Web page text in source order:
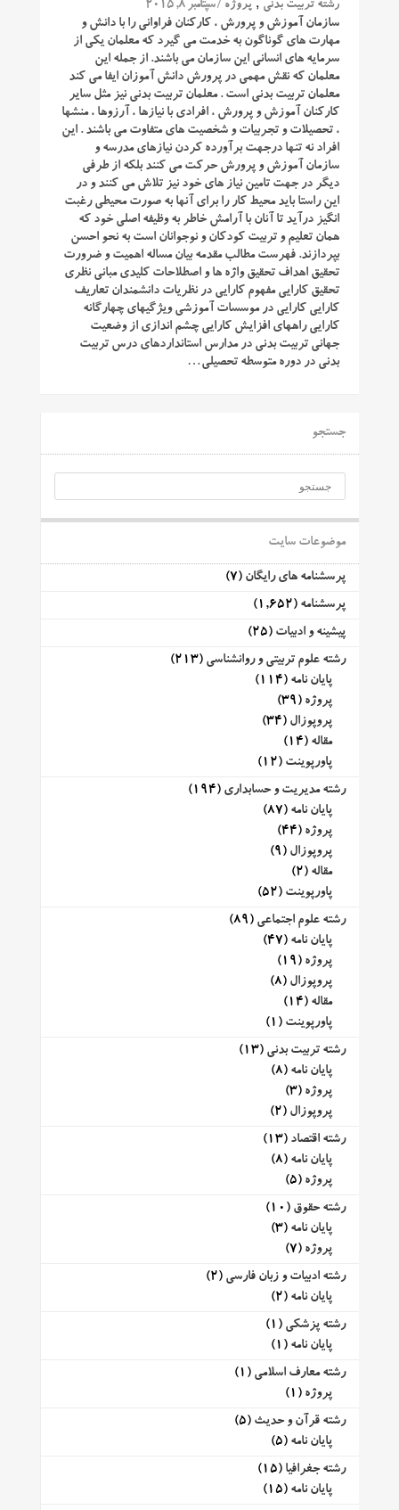
رشته تربیت بدنی پروژه / سپتامبر 8, 2015
سازمان آموزش و پرورش ، کارکنان فراوانی را با دانش و
مهارت های گوناگون به خدمت می گیرد که معلمان یکی از
سرمایه های انسانی این سازمان می باشند. از جمله این
معلمان که نقش مهمی در پرورش دانش آموزان ایفا می کند
معلمان تربیت بدنی است . معلمان تربیت بدنی نیز مثل سایر
کارکنان آموزش و پرورش ، افرادی با نیازها ، آرزوها ، منشها
، تحصیلات و تجربیات و شخصیت های متفاوت می باشند . این
افراد نه تنها درجهت برآورده کردن نیازهای مدرسه و
سازمان آموزش و پرورش حرکت می کنند بلکه از طرفی
دیگر در جهت تامین نیاز های خود نیز تلاش می کنند و در
این راستا باید محیط کار را برای آنها به صورت محیطی رغبت
انگیز درآید تا آنان با آرامش خاطر به وظیفه اصلی خود که
همان تعلیم و تربیت کودکان و نوجوانان است به نحو احسن
بپردازند. فهرست مطالب مقدمه بیان مساله اهمیت و ضرورت
تحقیق اهداف تحقیق واژه ها و اصطلاحات کلیدی مبانی نظری
تحقیق کارایی مفهوم کارایی در نظریات دانشمندان تعاریف
کارایی کارایی در موسسات آموزشی ویژگیهای چهارگانه
کارایی راههای افزایش کارایی چشم اندازی از وضعیت
جهانی تربیت بدنی در مدارس استانداردهای درس تربیت
بدنی در دوره متوسطه تحصیلی…
جستجو
موضوعات سایت
پرسشنامه های رایگان (7)
پرسشنامه (1,652)
پیشینه و ادبیات (25)
رشته علوم تربیتی و روانشناسی (213)
پایان نامه (114)
پروژه (39)
پروپوزال (34)
مقاله (14)
پاورپوینت (12)
رشته مدیریت و حسابداری (194)
پایان نامه (87)
پروژه (44)
پروپوزال (9)
مقاله (2)
پاورپوینت (52)
رشته علوم اجتماعی (89)
پایان نامه (47)
پروژه (19)
پروپوزال (8)
مقاله (14)
پاورپوینت (1)
رشته تربیت بدنی (13)
پایان نامه (8)
پروژه (3)
پروپوزال (2)
رشته اقتصاد (13)
پایان نامه (8)
پروژه (5)
رشته حقوق (10)
پایان نامه (3)
پروژه (7)
رشته ادبیات و زبان فارسی (2)
پایان نامه (2)
رشته پزشکی (1)
پایان نامه (1)
رشته معارف اسلامی (1)
پروژه (1)
رشته قرآن و حدیث (5)
پایان نامه (5)
رشته جغرافیا (15)
پایان نامه (15)